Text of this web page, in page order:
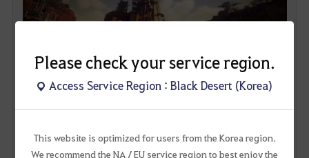
Please check your service region.
Access Service Region : Black Desert (Korea)
This website is optimized for users from the Korea region.
We recommend the NA / EU service region to best enjoy the
울루키타입니다.
먼저 만나 보실 수 있으며,